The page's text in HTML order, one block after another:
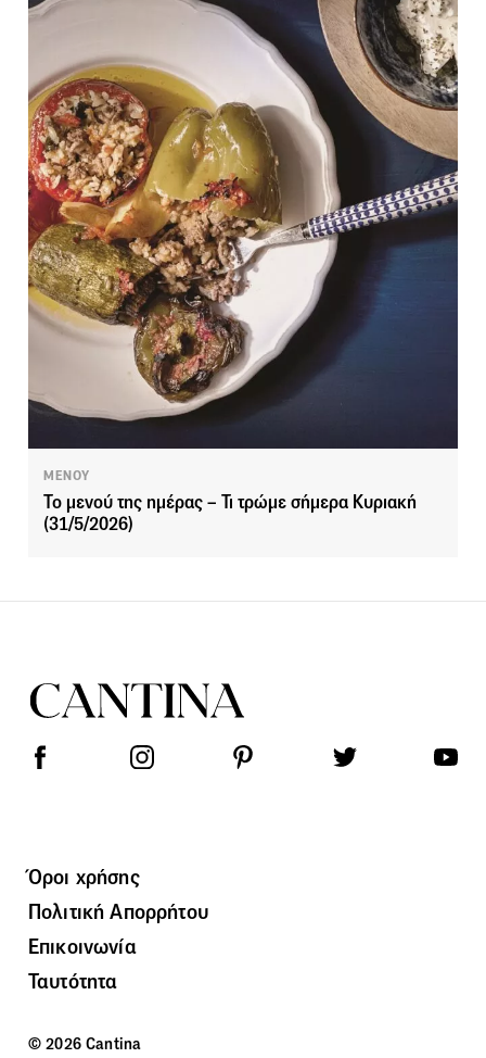
ΜΕΝΟΥ
Το μενού της ημέρας – Τι τρώμε σήμερα Κυριακή
(31/5/2026)
Όροι χρήσης
Πολιτική Απορρήτου
Επικοινωνία
Ταυτότητα
© 2026 Cantina